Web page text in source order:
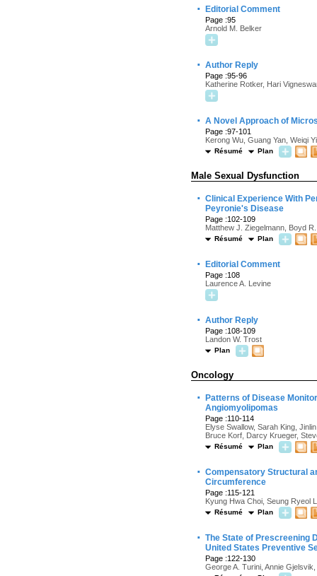
· Editorial Comment
Page :95
Arnold M. Belker
· Author Reply
Page :95-96
Katherine Rotker, Hari
· A Novel Approach of
Page :97-101
Kerong Wu, Guang Yan, Weiqi
Résumé Plan
Male Sexual Dysfunction
· Clinical Experience With
Peyronie's Disease
Page :102-109
Matthew J. Ziegelmann, Boyd
Résumé Plan
· Editorial Comment
Page :108
Laurence A. Levine
· Author Reply
Page :108-109
Landon W. Trost
Plan
Oncology
·
Patterns of Disease
Angiomyolipomas
Page :110-114
Elyse Swallow, Sarah King,
Bruce Korf, Darcy Krueger,
Résumé Plan
· Compensatory Structural
Circumference
Page :115-121
Kyung Hwa Choi, Seung Ryeol
Résumé Plan
· The State of Prescreening
United States Preventive
Page :122-130
George A. Turini, Annie